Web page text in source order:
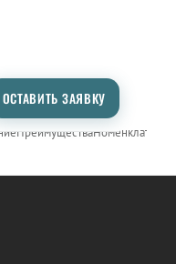
ОСТАВИТЬ ЗАЯВКУ
ПреимуществаНоменклатура